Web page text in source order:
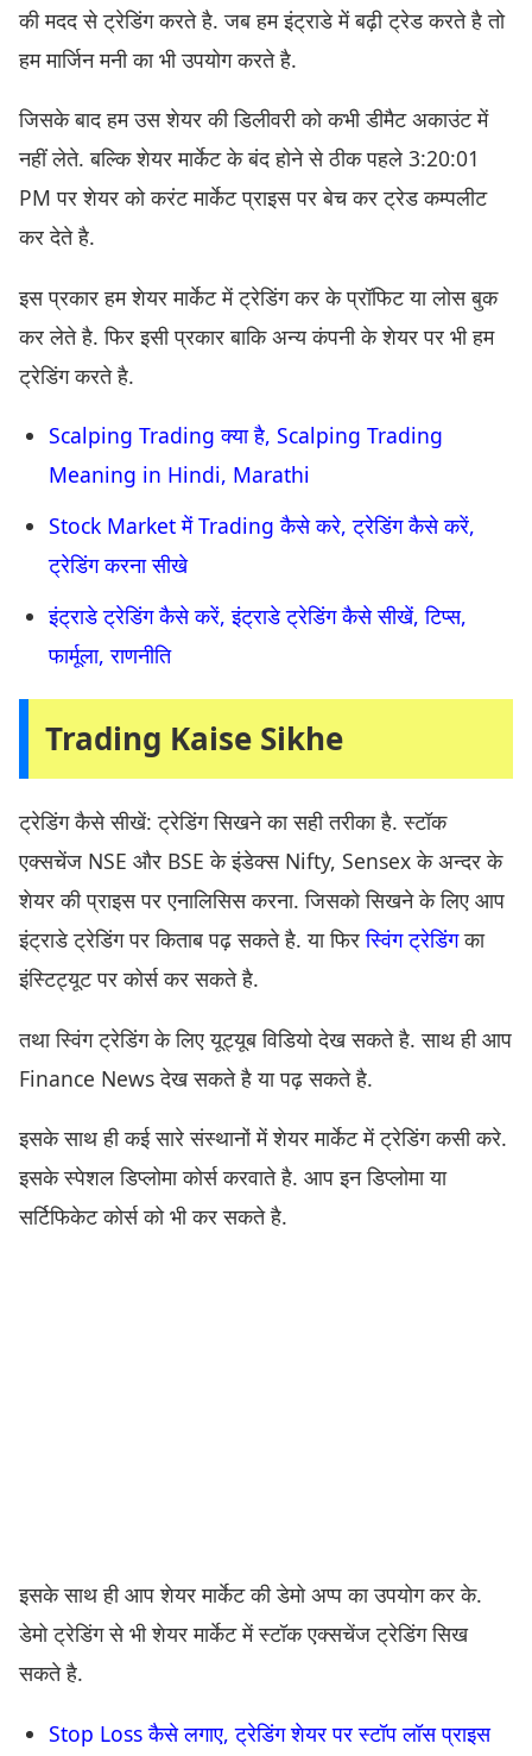
की मदद से ट्रेडिंग करते है. जब हम इंट्राडे में बढ़ी ट्रेड करते है तो
हम मार्जिन मनी का भी उपयोग करते है.
जिसके बाद हम उस शेयर की डिलीवरी को कभी डीमैट अकाउंट में
नहीं लेते. बल्कि शेयर मार्केट के बंद होने से ठीक पहले 3:20:01
PM पर शेयर को करंट मार्केट प्राइस पर बेच कर ट्रेड कम्पलीट
कर देते है.
इस प्रकार हम शेयर मार्केट में ट्रेडिंग कर के प्रॉफिट या लोस बुक
कर लेते है. फिर इसी प्रकार बाकि अन्य कंपनी के शेयर पर भी हम
ट्रेडिंग करते है.
Scalping Trading क्या है, Scalping Trading
Meaning in Hindi, Marathi
Stock Market में Trading कैसे करे, ट्रेडिंग कैसे करें,
ट्रेडिंग करना सीखे
इंट्राडे ट्रेडिंग कैसे करें, इंट्राडे ट्रेडिंग कैसे सीखें, टिप्स,
फार्मूला, राणनीति
Trading Kaise Sikhe
ट्रेडिंग कैसे सीखें: ट्रेडिंग सिखने का सही तरीका है. स्टॉक
एक्सचेंज NSE और BSE के इंडेक्स Nifty, Sensex के अन्दर के
शेयर की प्राइस पर एनालिसिस करना. जिसको सिखने के लिए आप
इंट्राडे ट्रेडिंग पर किताब पढ़ सकते है. या फिरस्विंग ट्रेडिंगका
इंस्टिट्यूट पर कोर्स कर सकते है.
तथा स्विंग ट्रेडिंग के लिए यूट्यूब विडियो देख सकते है. साथ ही आप
Finance News देख सकते है या पढ़ सकते है.
इसके साथ ही कई सारे संस्थानों में शेयर मार्केट में ट्रेडिंग कसी करे.
इसके स्पेशल डिप्लोमा कोर्स करवाते है. आप इन डिप्लोमा या
सर्टिफिकेट कोर्स को भी कर सकते है.
इसके साथ ही आप शेयर मार्केट की डेमो अप्प का उपयोग कर के.
डेमो ट्रेडिंग से भी शेयर मार्केट में स्टॉक एक्सचेंज ट्रेडिंग सिख
सकते है.
Stop Loss कैसे लगाए, ट्रेडिंग शेयर पर स्टॉप लॉस प्राइस